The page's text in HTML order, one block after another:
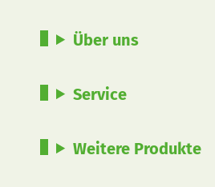
Über uns
Service
Weitere Produkte